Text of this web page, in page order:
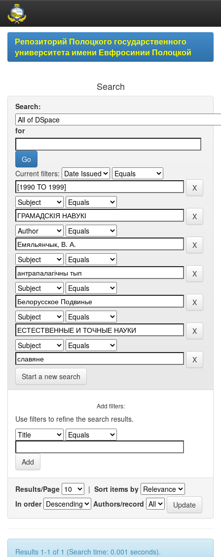
Skip
navigationРепозиторий Полоцкого государственного
университета имени Евфросинии Полоцкой
Search
Search:
for
Current filters:
Start a new search
Add filters:
Use filters to refine the search results.
Results/Page | Sort items by
In order
Authors/record
Results 1-1 of 1 (Search time: 0.001 seconds).